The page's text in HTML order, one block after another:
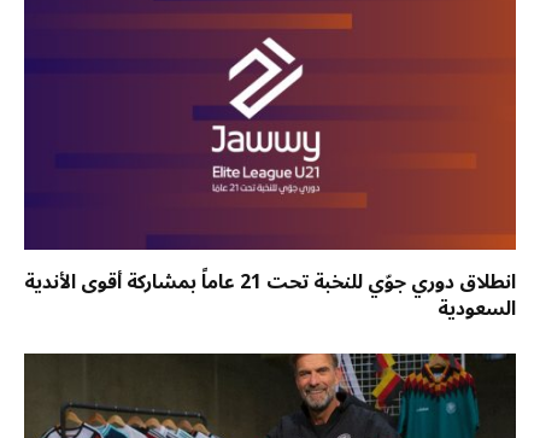
انطلاق دوري جوّي للنخبة تحت 21 عاماً بمشاركة أقوى الأندية
السعودية